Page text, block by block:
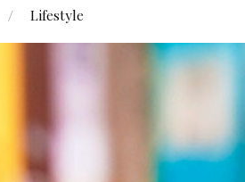
Lifestyle